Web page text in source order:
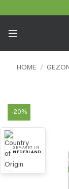
naar
HOME /
-20%
GEMAAKT IN
NEDERLAND